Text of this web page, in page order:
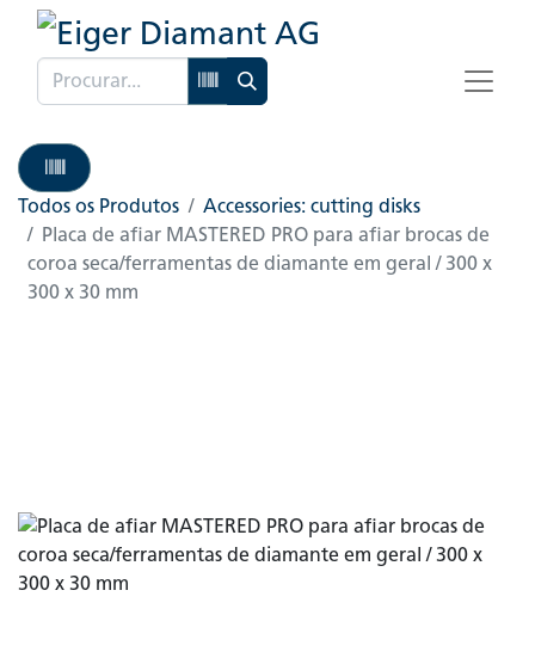
Todos os Produtos
Accessories: cutting disks
Placa de afiar MASTERED PRO para afiar brocas de
coroa seca/ferramentas de diamante em geral / 300 x
300 x 30 mm